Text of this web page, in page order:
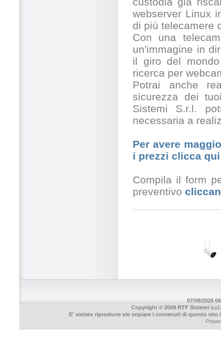
webserver Linux
di più telecamere
Con una
un'immagine in
il giro del
ricerca per
Potrai anche
sicurezza dei
Sistemi S.r.l.
necessaria a
Per avere
i prezzi clicca qui
Compila il form
preventivo
07/08/2026
Copyright © 2009 RTF Sistemi
E' vietato riprodurre e/o copiare i contenuti di questo